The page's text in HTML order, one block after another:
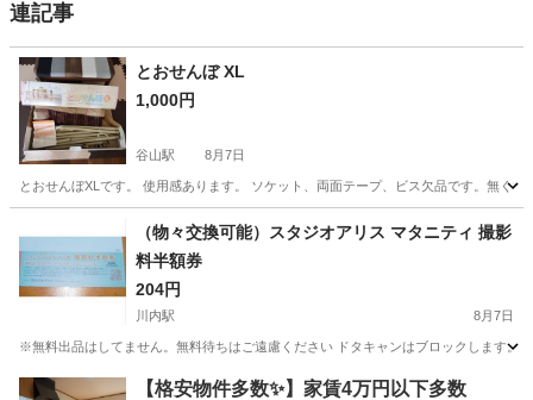
連記事
とおせんぼ XL
1,000円
谷山駅 8月7日
とおせんぼXLです。 使用感あります。 ソケット、両面テープ、ビス欠品です。無く
谷山駅 子供用品 用品
（物々交換可能）スタジオアリス マタニティ 撮影
料半額券
204円
川内駅 8月7日
※無料出品はしてません。無料待ちはご遠慮ください ドタキャンはブロックします。
鹿児島 鹿児島市 川内駅 マタニティ用品 マタニティ
【格安物件多数✨】家賃4万円以下多数